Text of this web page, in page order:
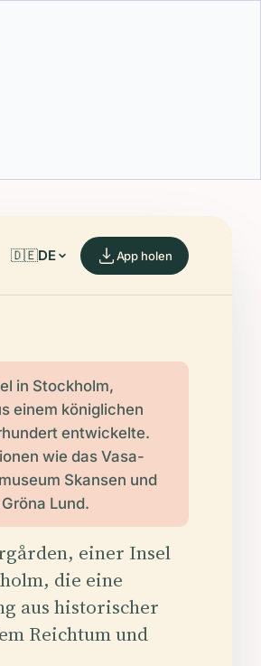
🇩🇪DE App holen
in Stockholm,
einem königlichen
entwickelte.
wie das Vasa-
Skansen und
Lund.
einer Insel
die eine
aus historischer
Reichtum und